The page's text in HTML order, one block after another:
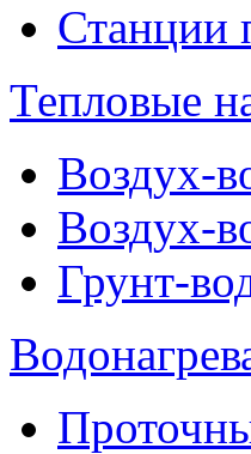
Станции
Тепловые
Воздух-
Воздух-
Грунт-